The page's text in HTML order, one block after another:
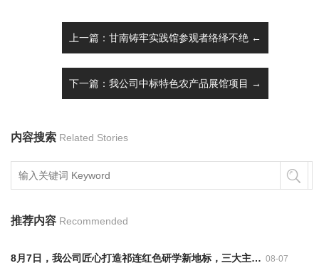
上一篇：甘南铸牢实践馆参观者络绎不绝 ←
下一篇：我公司中标特色农产品展馆项目 →
内容搜索 Related Stories
推荐内容 Recommended
8月7日，我公司匠心打造祁连红色研学新地标，三大主题展厅赢得业界与公众一致赞誉! 08-07